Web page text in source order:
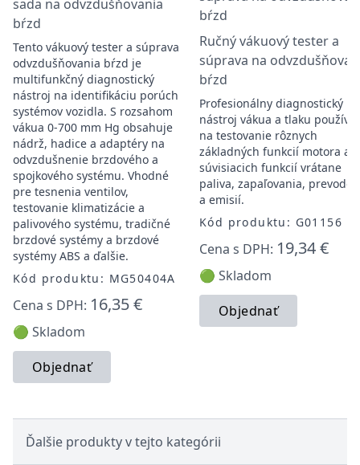
sada na odvzdušňovania
bŕzd
Tento vákuový tester a súprava
odvzdušňovania bŕzd je
multifunkčný diagnostický
nástroj na identifikáciu porúch
systémov vozidla. S rozsahom
vákua 0-700 mm Hg obsahuje
nádrž, hadice a adaptéry na
odvzdušnenie brzdového a
spojkového systému. Vhodné
pre tesnenia ventilov,
testovanie klimatizácie a
palivového systému, tradičné
brzdové systémy a brzdové
systémy ABS a ďalšie.
Kód produktu: MG50404A
Cena s DPH: 16,35 €
🟢 Skladom
Objednať
Ručný vákuový tester a
súprava na
bŕzd
Profesionálny diagnostický
nástroj vákua a tlaku
na testovanie rôznych
základných funkcií motora a
súvisiacich funkcií vrátane
paliva, zapaľovania,
a emisií.
Kód produktu: G01156
Cena s DPH: 19,34 €
🟢 Skladom
Objednať
Ďalšie produkty v tejto kategórii